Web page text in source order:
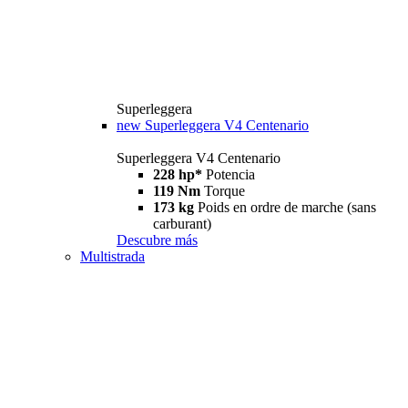
Superleggera
new Superleggera V4 Centenario
Superleggera V4 Centenario
228 hp* Potencia
119 Nm Torque
173 kg Poids en ordre de marche (sans
carburant)
Descubre más
Multistrada